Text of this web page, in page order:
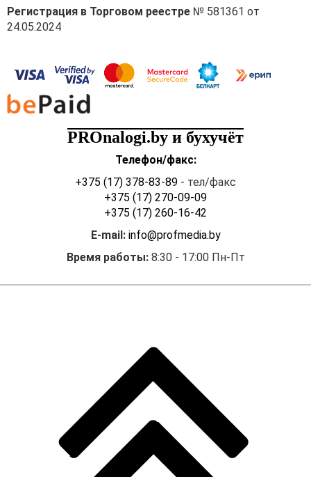
к этому перечню категории
утилизационным сбором,
соответствуют
техническим регламентом
Таможенного союза «О
безопасности колесных
транспортных средств»
(ТР ТС 018/2011), принятым
Решением Комиссии
09.12.2011 № 877
принятии технического
союза «О безопасности
сбора также зависят от
момента выпуска
транспортного средства,
который в соответствии
п. 15Инструкции
о порядке заполнения,
представления,
регистрации, внесения
Регистрация в Торговом реестре № 581361 от
24.05.2024
PROnalogi.by и бухучёт
Телефон/факс:
+375 (17) 378-83-89 - тел/факс
+375 (17) 270-09-09
+375 (17) 260-16-42
E-mail: info@profmedia.by
Время работы:8:30 - 17:00 Пн-Пт